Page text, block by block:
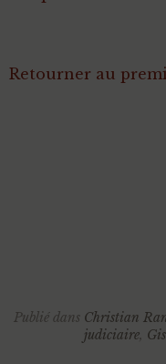
Retourner au
Publié dans Christian
judiciaire